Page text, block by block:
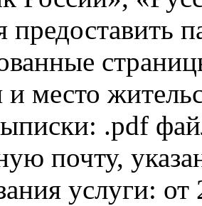
предоставить
место
.pdf
почту,
услуги: от